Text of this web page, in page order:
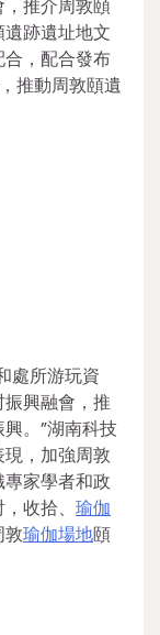
推介周敦頤
跡遺址地文
，配合發布
推動周敦頤遺
處所游玩資
興融會，推
。”湖南科技
，加強周敦
家學者和政
收拾、 瑜伽
敦瑜伽場地頤